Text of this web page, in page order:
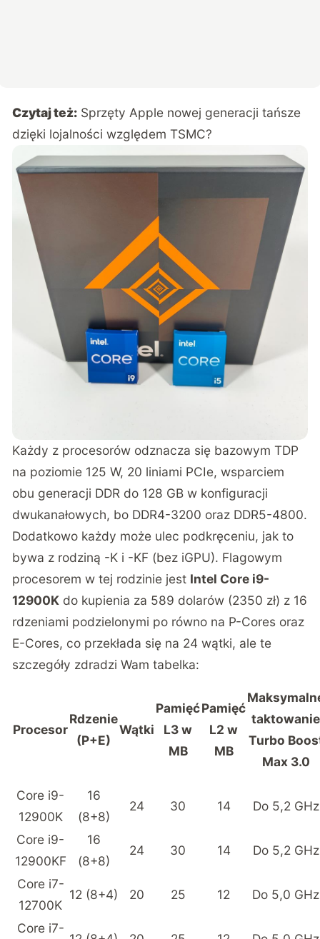
Czytaj też: Sprzęty Apple nowej generacji tańsze
dzięki lojalności względem TSMC?
Każdy z procesorów odznacza się bazowym TDP
na poziomie 125 W, 20 liniami PCIe, wsparciem
obu generacji DDR do 128 GB w konfiguracji
dwukanałowych, bo DDR4-3200 oraz DDR5-4800.
Dodatkowo każdy może ulec podkręceniu, jak to
bywa z rodziną -K i -KF (bez iGPU). Flagowym
procesorem w tej rodzinie jest Intel Core i9-
12900K do kupienia za 589 dolarów (2350 zł) z 16
rdzeniami podzielonymi po równo na P-Cores oraz
E-Cores, co przekłada się na 24 wątki, ale te
szczegóły zdradzi Wam tabelka:
Procesor
Rdzenie
(P+E)
Wątki
Pamięć
L3 w
MB
Pamięć
L2 w
MB
taktowanie
Turbo
Max 3.0
Core i9-
12900K
16
(8+8)
24 30 14 Do 5,2 GHz
Core i9-
12900KF
16
(8+8)
24 30 14 Do 5,2 GHz
Core i7-
12700K
12 (8+4) 20 25 12 Do 5,0 GHz
Core i7-